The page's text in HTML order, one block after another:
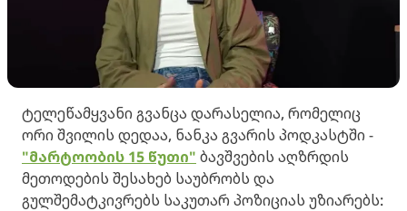
ტელეწამყვანი გვანცა დარასელია, რომელიც
ორი შვილის დედაა, ნანკა გვარის პოდკასტში -
"მარტოობის 15 წუთი" ბავშვების აღზრდის
მეთოდების შესახებ საუბრობს და
გულშემატკივრებს საკუთარ პოზიციას უზიარებს: